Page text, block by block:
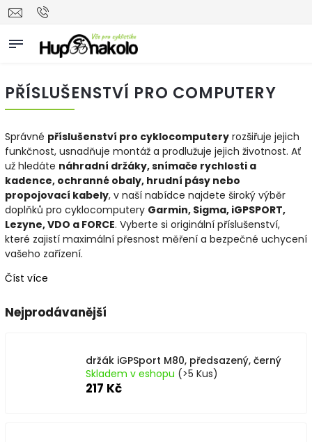
PŘÍSLUŠENSTVÍ PRO COMPUTERY
Správné příslušenství pro cyklocomputery rozšiřuje jejich
funkčnost, usnadňuje montáž a prodlužuje jejich životnost. Ať
už hledáte náhradní držáky, snímače rychlosti a
kadence, ochranné obaly, hrudní pásy nebo
propojovací kabely, v naší nabídce najdete široký výběr
doplňků pro cyklocomputery Garmin, Sigma, iGPSPORT,
Lezyne, VDO a FORCE. Vyberte si originální příslušenství,
které zajistí maximální přesnost měření a bezpečné uchycení
vašeho zařízení.
Číst více
Nejprodávanější
držák iGPSport M80, předsazený, černý
Skladem v eshopu (>5 Kus)
217 Kč